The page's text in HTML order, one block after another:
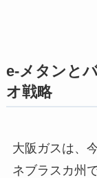
e-メタンと
オ戦略
大阪ガスは、
ネブラスカ州